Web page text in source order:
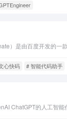
心快码 # 智能代码助手